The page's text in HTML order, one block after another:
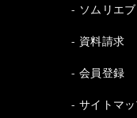
ソムリエ
資料請求
会員登録
サイトマ